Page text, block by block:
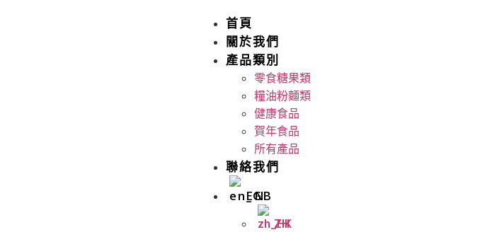
首頁
關於我們
產品類別
零食糖果類
糧油粉麵類
健康食品
賀年食品
所有產品
聯絡我們
EN
ZH